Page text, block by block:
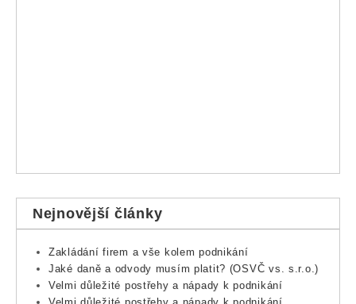
Nejnovější články
Zakládání firem a vše kolem podnikání
Jaké daně a odvody musím platit? (OSVČ vs. s.r.o.)
Velmi důležité postřehy a nápady k podnikání